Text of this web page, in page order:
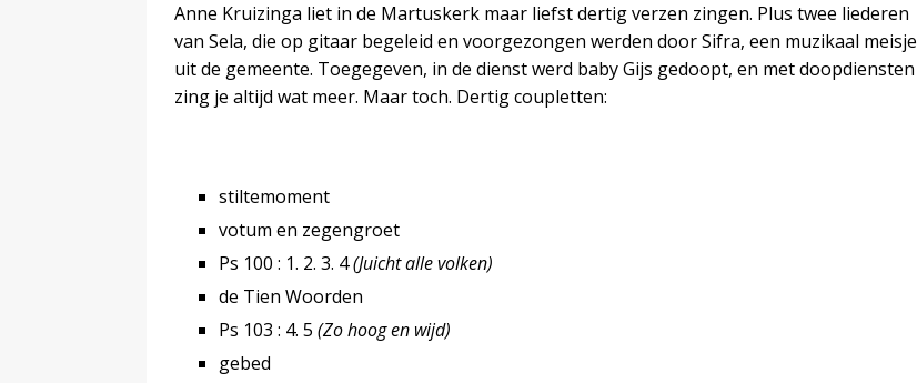
Anne Kruizinga liet in de Martuskerk maar liefst dertig verzen zingen. Plus twee liederen
van Sela, die op gitaar begeleid en voorgezongen werden door Sifra, een muzikaal meisje
uit de gemeente. Toegegeven, in de dienst werd baby Gijs gedoopt, en met doopdiensten
zing je altijd wat meer. Maar toch. Dertig coupletten:
stiltemoment
votum en zegengroet
Ps 100 : 1. 2. 3. 4(Juicht alle volken)
de Tien Woorden
Ps 103 : 4. 5 (Zo hoog en wijd)
gebed